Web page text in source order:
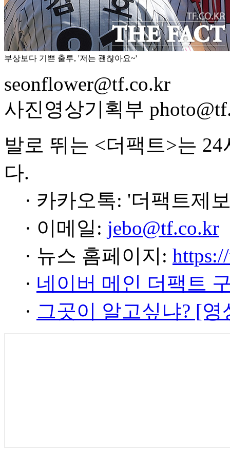
부상보다 기쁜 출루, '저는 괜찮아요~'
seonflower@tf.co.kr
사진영상기획부
발로 뛰는 <더팩트>는
다.
· 카카오톡: '더팩트제
· 이메일: jebo@tf.co.kr
· 뉴스 홈페이지:
· 네이버 메인 더팩트
· 그곳이 알고싶냐? [